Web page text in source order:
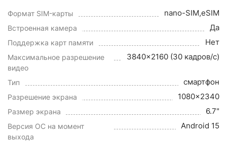
Формат SIM-карты nano-SIM,eSIM
Встроенная камера Да
Поддержка карт памяти Нет
Максимальное разрешение
видео
3840x2160 (30 кадров/с)
Тип смартфон
Разрешение экрана 1080x2340
Размер экрана 6.7"
Версия ОС на момент
выхода
Android 15